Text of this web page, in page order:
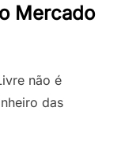
Mercado
não é
das